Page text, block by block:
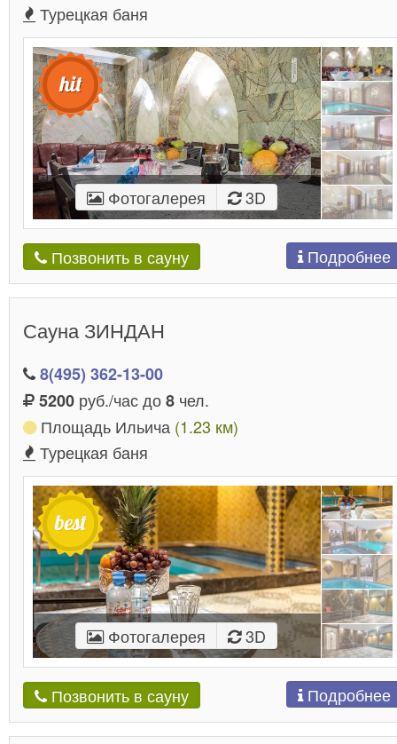
Турецкая баня
Фотогалерея 3D
Позвонить в сауну Подробнее
Сауна ЗИНДАН
8(495) 362-13-00
5200 руб./час до8 чел.
Площадь Ильича (1.23 км)
Турецкая баня
Фотогалерея 3D
Позвонить в сауну Подробнее